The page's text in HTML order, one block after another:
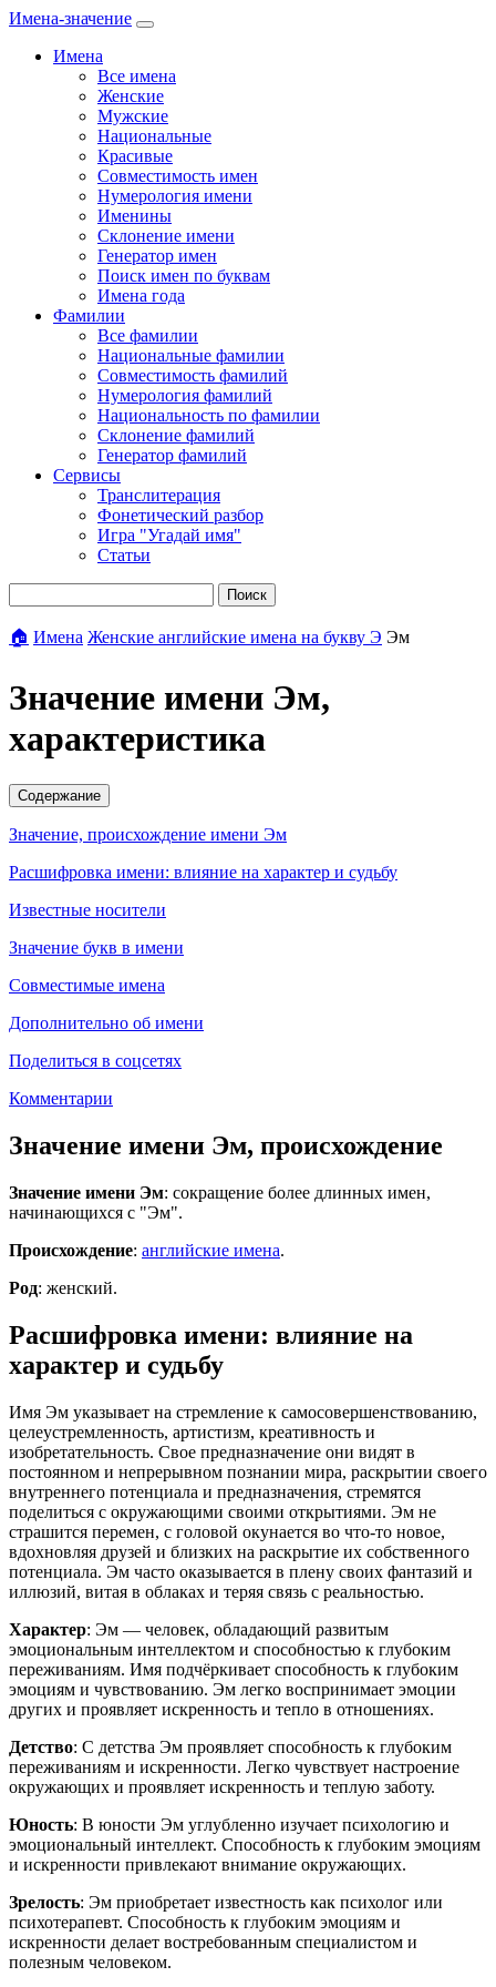
Имена-значение
Имена
Все имена
Женские
Мужские
Национальные
Красивые
Совместимость имен
Нумерология имени
Именины
Склонение имени
Генератор имен
Поиск имен по буквам
Имена года
Фамилии
Все фамилии
Национальные фамилии
Совместимость фамилий
Нумерология фамилий
Национальность по фамилии
Склонение фамилий
Генератор фамилий
Сервисы
Транслитерация
Фонетический разбор
Игра "Угадай имя"
Статьи
Поиск
🏠 Имена Женские английские имена на букву Э Эм
Значение имени Эм,
характеристика
Содержание
Значение, происхождение имени Эм
Расшифровка имени: влияние на характер и судьбу
Известные носители
Значение букв в имени
Совместимые имена
Дополнительно об имени
Поделиться в соцсетях
Комментарии
Значение имени Эм, происхождение
Значение имени Эм: сокращение более длинных имен,
начинающихся с "Эм".
Происхождение: английские имена.
Род: женский.
Расшифровка имени: влияние на
характер и судьбу
Имя Эм указывает на стремление к самосовершенствованию,
целеустремленность, артистизм, креативность и
изобретательность. Свое предназначение они видят в
постоянном и непрерывном познании мира, раскрытии своего
внутреннего потенциала и предназначения, стремятся
поделиться с окружающими своими открытиями. Эм не
страшится перемен, с головой окунается во что-то новое,
вдохновляя друзей и близких на раскрытие их собственного
потенциала. Эм часто оказывается в плену своих фантазий и
иллюзий, витая в облаках и теряя связь с реальностью.
Характер: Эм — человек, обладающий развитым
эмоциональным интеллектом и способностью к глубоким
переживаниям. Имя подчёркивает способность к глубоким
эмоциям и чувствованию. Эм легко воспринимает эмоции
других и проявляет искренность и тепло в отношениях.
Детство: С детства Эм проявляет способность к глубоким
переживаниям и искренности. Легко чувствует настроение
окружающих и проявляет искренность и теплую заботу.
Юность: В юности Эм углубленно изучает психологию и
эмоциональный интеллект. Способность к глубоким эмоциям
и искренности привлекают внимание окружающих.
Зрелость: Эм приобретает известность как психолог или
психотерапевт. Способность к глубоким эмоциям и
искренности делает востребованным специалистом и
полезным человеком.